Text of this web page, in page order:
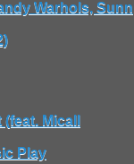
Warhols, Sunn
(feat. Micall
Play